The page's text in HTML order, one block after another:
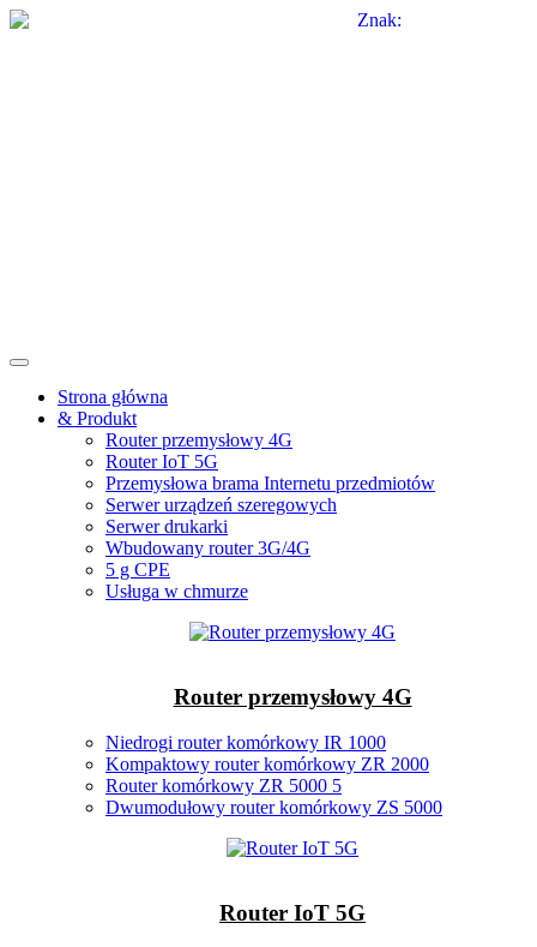
Strona główna
& Produkt
Router przemysłowy 4G
Router IoT 5G
Przemysłowa brama Internetu przedmiotów
Serwer urządzeń szeregowych
Serwer drukarki
Wbudowany router 3G/4G
5 g CPE
Usługa w chmurze
Router przemysłowy 4G
Niedrogi router komórkowy IR 1000
Kompaktowy router komórkowy ZR 2000
Router komórkowy ZR 5000 5
Dwumodułowy router komórkowy ZS 5000
Router IoT 5G